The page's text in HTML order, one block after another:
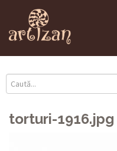
torturi-1916.jpg